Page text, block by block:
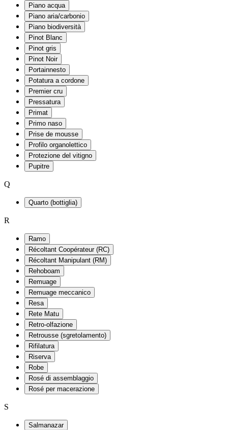
Piano acqua
Piano aria/carbonio
Piano biodiversità
Pinot Blanc
Pinot gris
Pinot Noir
Portainnesto
Potatura a cordone
Premier cru
Pressatura
Primat
Primo naso
Prise de mousse
Profilo organolettico
Protezione del vitigno
Pupitre
Q
Quarto (bottiglia)
R
Ramo
Récoltant Coopérateur (RC)
Récoltant Manipulant (RM)
Rehoboam
Remuage
Remuage meccanico
Resa
Rete Matu
Retro-olfazione
Retrousse (sgretolamento)
Rifilatura
Riserva
Robe
Rosé di assemblaggio
Rosé per macerazione
S
Salmanazar